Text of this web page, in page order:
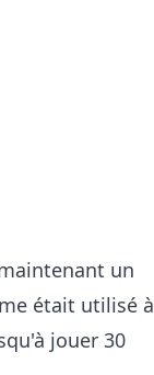
un
était utilisé à
jouer 30